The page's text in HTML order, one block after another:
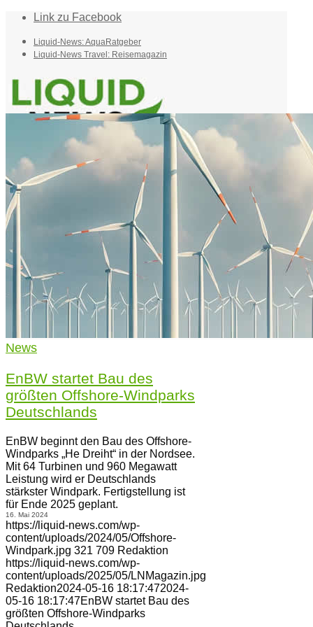
Link zu Facebook
Liquid-News: AquaRatgeber
Liquid-News Travel: Reisemagazin
Home
Suche
Menü
News
EnBW startet Bau des
größten Offshore-Windparks
Deutschlands
EnBW beginnt den Bau des Offshore-
Windparks „He Dreiht“ in der Nordsee.
Mit 64 Turbinen und 960 Megawatt
Leistung wird er Deutschlands
stärkster Windpark. Fertigstellung ist
für Ende 2025 geplant.
16. Mai 2024
https://liquid-news.com/wp-
content/uploads/2024/05/Offshore-
Windpark.jpg 321 709 Redaktion
https://liquid-news.com/wp-
content/uploads/2025/05/LNMagazin.jpg
Redaktion2024-05-16 18:17:472024-
05-16 18:17:47EnBW startet Bau des
größten Offshore-Windparks